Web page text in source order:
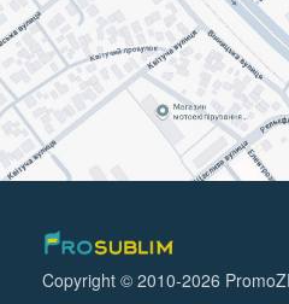
Copyright © 2010-2026